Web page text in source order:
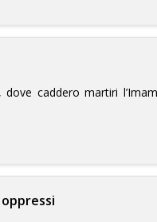
caddero martiri